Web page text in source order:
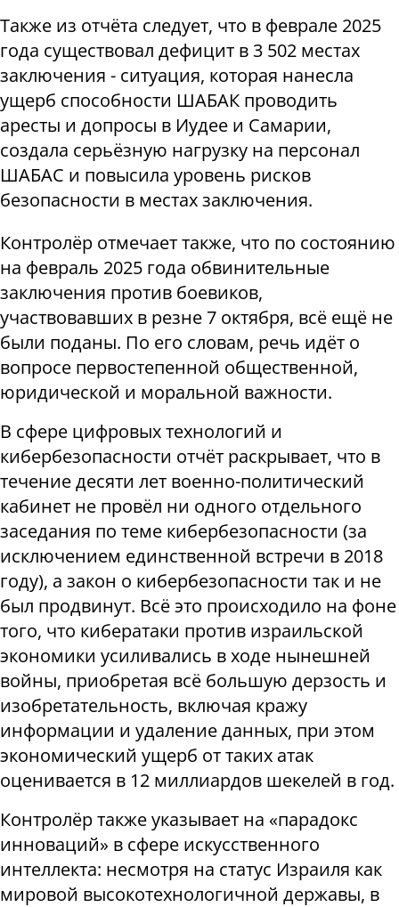
Также из отчёта следует, что в феврале 2025
года существовал дефицит в 3 502 местах
заключения - ситуация, которая нанесла
ущерб способности ШАБАК проводить
аресты и допросы в Иудее и Самарии,
создала серьёзную нагрузку на персонал
ШАБАС и повысила уровень рисков
безопасности в местах заключения.
Контролёр отмечает также, что по состоянию
на февраль 2025 года обвинительные
заключения против боевиков,
участвовавших в резне 7 октября, всё ещё не
были поданы. По его словам, речь идёт о
вопросе первостепенной общественной,
юридической и моральной важности.
В сфере цифровых технологий и
кибербезопасности отчёт раскрывает, что в
течение десяти лет военно-политический
кабинет не провёл ни одного отдельного
заседания по теме кибербезопасности (за
исключением единственной встречи в 2018
году), а закон о кибербезопасности так и не
был продвинут. Всё это происходило на фоне
того, что кибератаки против израильской
экономики усиливались в ходе нынешней
войны, приобретая всё большую дерзость и
изобретательность, включая кражу
информации и удаление данных, при этом
экономический ущерб от таких атак
оценивается в 12 миллиардов шекелей в год.
Контролёр также указывает на «парадокс
инноваций» в сфере искусственного
интеллекта: несмотря на статус Израиля как
мировой высокотехнологичной державы, в